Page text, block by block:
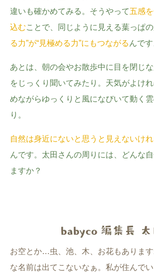
違いも確かめてみる。そうやって五感
込むことで、同じように見える葉っぱの
る力”が“見極める力”にもつながる んです
あとは、朝の会やお散歩中に目を閉じ
をじっくり聞いてみたり。天気がよけ
めながらゆっくりと風になびいて動く
り。
自然は身近にないと思うと見えないけ
んです。太田さんの周りには、どんな
ますか？
お空とか…虫、池、木、お花もありま
な名前は出てこないなぁ。私が住んで